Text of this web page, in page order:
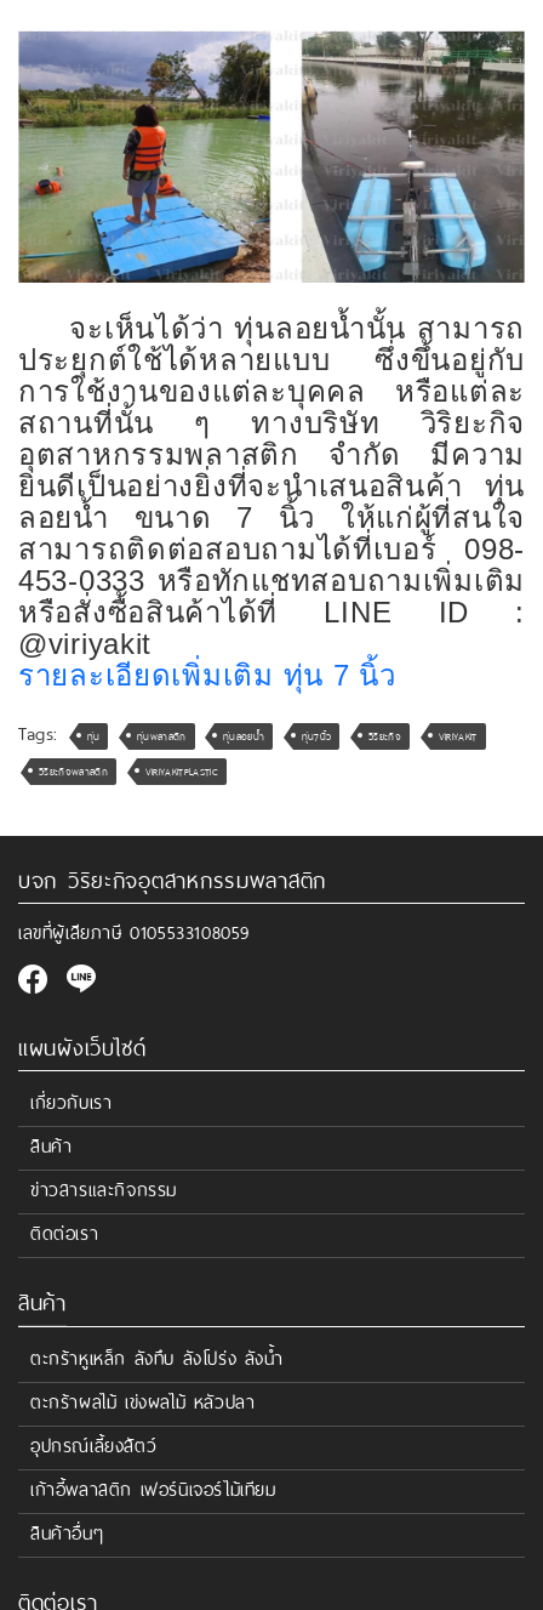
จะเห็นได้ว่า ทุ่นลอยน้ำนั้น สามารถ
ประยุกต์ใช้ได้หลายแบบ ซึ่งขึ้นอยู่กับ
การใช้งานของแต่ละบุคคล หรือแต่ละ
สถานที่นั้น ๆ ทางบริษัท วิริยะกิจ
อุตสาหกรรมพลาสติก จำกัด มีความ
ยินดีเป็นอย่างยิ่งที่จะนำเสนอสินค้า ทุ่น
ลอยน้ำ ขนาด 7 นิ้ว ให้แก่ผู้ที่สนใจ
สามารถติดต่อสอบถามได้ที่เบอร์ 098-
453-0333 หรือทักแชทสอบถามเพิ่มเติม
หรือสั่งซื้อสินค้าได้ที่ LINE ID :
@viriyakit
รายละเอียดเพิ่มเติม ทุ่น 7 นิ้ว
Tags: ทุ่น ทุ่นพลาสติก ทุ่นลอยน้ำ ทุ่น7นิ้ว วิริยะกิจ VIRIYAKIT
วิริยะกิจพลาสติก VIRIYAKITPLASTIC
บจก วิริยะกิจอุตสาหกรรมพลาสติก
เลขที่ผู้เสียภาษี0105533108059
แผนผังเว็บไซด์
เกี่ยวกับเรา
สินค้า
ข่าวสารและกิจกรรม
ติดต่อเรา
สินค้า
ตะกร้าหูเหล็ก ลังทึบ ลังโปร่ง ลังน้ำ
ตะกร้าผลไม้ เข่งผลไม้ หลัวปลา
อุปกรณ์เลี้ยงสัตว์
เก้าอี้พลาสติก เฟอร์นิเจอร์ไม้เทียม
สินค้าอื่นๆ
ติดต่อเรา